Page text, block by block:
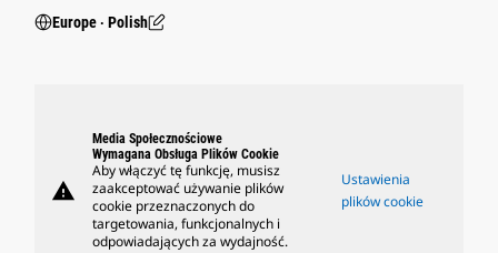
Europe ‧ Polish
warning
Media Społecznościowe
Wymagana Obsługa Plików Cookie
Aby włączyć tę funkcję, musisz
zaakceptować używanie plików
cookie przeznaczonych do
targetowania, funkcjonalnych i
odpowiadających za wydajność.
Ustawienia
plików cookie